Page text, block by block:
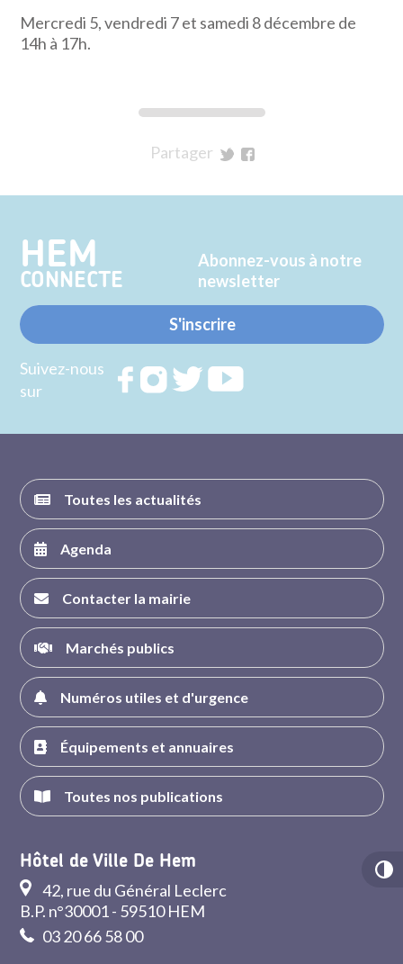
Mercredi 5, vendredi 7 et samedi 8 décembre de
14h à 17h.
Partager
Twitter
Facebook
HEM
CONNECTE
Abonnez-vous à notre
newsletter
S'inscrire
Suivez-nous
sur
RejoignezRejoignezRejoignez
Toutes les actualités
Agenda
Contacter la mairie
Marchés publics
Numéros utiles et d'urgence
Équipements et annuaires
Toutes nos publications
Hôtel de Ville De Hem
42, rue du Général Leclerc
B.P. n°30001 - 59510 HEM
03 20 66 58 00